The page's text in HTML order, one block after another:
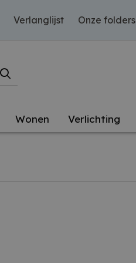
Verlanglijst Onze folders
Wonen Verlichting